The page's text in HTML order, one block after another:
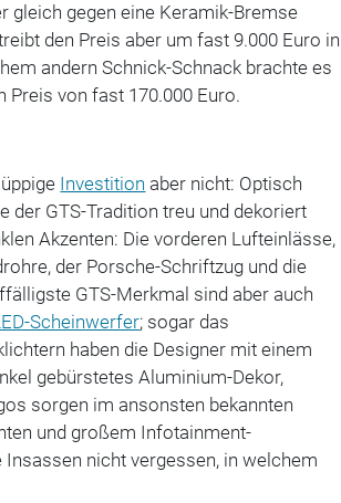
gleich gegen eine Keramik-Bremse
den Preis aber um fast 9.000 Euro in
andern Schnick-Schnack brachte es
Preis von fast 170.000 Euro.
Investition aber nicht: Optisch
der GTS-Tradition treu und dekoriert
Akzenten: Die vorderen Lufteinlässe,
der Porsche-Schriftzug und die
GTS-Merkmal sind aber auch
Scheinwerfer; sogar das
haben die Designer mit einem
gebürstetes Aluminium-Dekor,
sorgen im ansonsten bekannten
und großem Infotainment-
nicht vergessen, in welchem